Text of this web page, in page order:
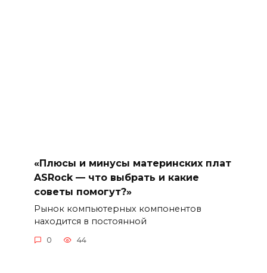
«Плюсы и минусы материнских плат
ASRock — что выбрать и какие
советы помогут?»
Рынок компьютерных компонентов
находится в постоянной
0 44